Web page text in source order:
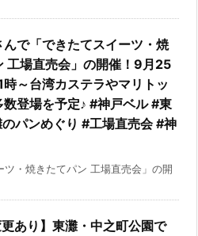
んで「できたてスイーツ・焼
工場直売会」の開催！9月25
時～台湾カステラやマリトッ
数登場を予定♪ #神戸ベル #東
パンめぐり #工場直売会 #神
・焼きたてパン 工場直売会」の開
更あり】東灘・中之町公園で